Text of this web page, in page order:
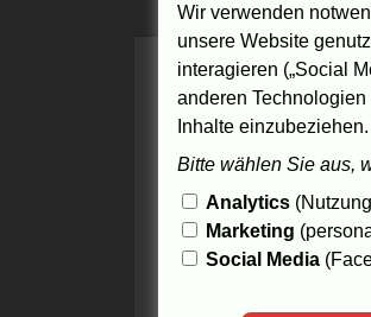
Wir verwenden
unsere Website
interagieren („Social
anderen
Inhalte
Bitte wählen Sie aus,
Analytics
Marketing
Social Media